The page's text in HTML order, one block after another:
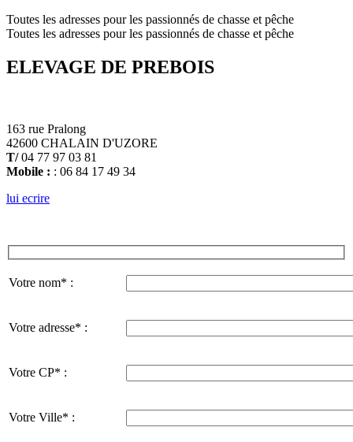
Toutes les adresses pour les passionnés de chasse et pêche
Toutes les adresses pour les passionnés de chasse et pêche
ELEVAGE DE PREBOIS
163 rue Pralong
42600 CHALAIN D'UZORE
T/04 77 97 03 81
Mobile : : 06 84 17 49 34
lui ecrire
Votre nom* :
Votre adresse* :
Votre CP* :
Votre Ville* :